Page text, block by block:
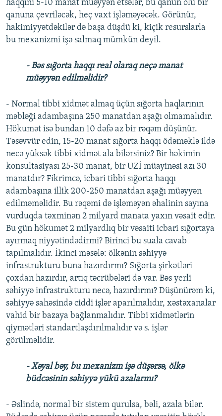
haqqını 5-10 manat müəyyən etsələr, bu qanun ölü bir
qanuna çevriləcək, heç vaxt işləməyəcək. Görünür,
hakimiyyətdəkilər də başa düşdü ki, kiçik resurslarla
bu mexanizmi işə salmaq mümkün deyil.
- Bəs sığorta haqqı real olaraq neçə manat
müəyyən edilməlidir?
- Normal tibbi xidmət almaq üçün sığorta haqlarının
məbləği adambaşına 250 manatdan aşağı olmamalıdır.
Hökumət isə bundan 10 dəfə az bir rəqəm düşünür.
Təsəvvür edin, 15-20 manat sığorta haqqı ödəməklə ildə
necə yüksək tibbi xidmət ala bilərsiniz? Bir həkimin
konsultasiyası 25-30 manat, bir UZİ müayinəsi azı 30
manatdır? Fikrimcə, icbari tibbi sığorta haqqı
adambaşına illik 200-250 manatdan aşağı müəyyən
edilməməlidir. Bu rəqəmi də işləməyən əhalinin sayına
vurduqda təxminən 2 milyard manata yaxın vəsait edir.
Bu gün hökumət 2 milyardlıq bir vəsaiti icbari sığortaya
ayırmaq niyyətindədirmi? Birinci bu suala cavab
tapılmalıdır. İkinci məsələ: ölkənin səhiyyə
infrastrukturu buna hazırdırmı? Sığorta şirkətləri
çoxdan hazırdır, artıq təcrübələri də var. Bəs yerli
səhiyyə infrastrukturu necə, hazırdırmı? Düşünürəm ki,
səhiyyə sahəsində ciddi işlər aparılmalıdır, xəstəxanalar
vahid bir bazaya bağlanmalıdır. Tibbi xidmətlərin
qiymətləri standartlaşdırılmalıdır və s. işlər
görülməlidir.
- Xəyal bəy, bu mexanizm işə düşərsə, ölkə
büdcəsinin səhiyyə yükü azalarmı?
- Əslində, normal bir sistem qurulsa, bəli, azala bilər.